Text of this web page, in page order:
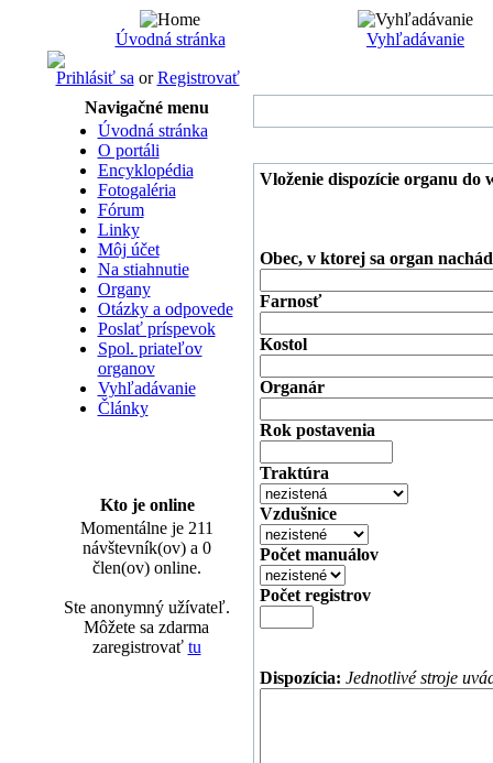
Úvodná stránka Vyhľadávanie
Prihlásiť sa orRegistrovať
Navigačné menu
Úvodná stránka
O portáli
Encyklopédia
Fotogaléria
Fórum
Linky
Môj účet
Na stiahnutie
Organy
Otázky a odpovede
Poslať príspevok
Spol. priateľov
organov
Vyhľadávanie
Články
Kto je online
Momentálne je 211
návštevník(ov) a 0
člen(ov) online.
Ste anonymný užívateľ.
Môžete sa zdarma
zaregistrovať tu
Vloženie dispozície organu do
Obec, v ktorej sa organ
Farnosť
Kostol
Organár
Rok postavenia
Traktúra
Vzdušnice
Počet manuálov
Počet registrov
Dispozícia: Jednotlivé stroje